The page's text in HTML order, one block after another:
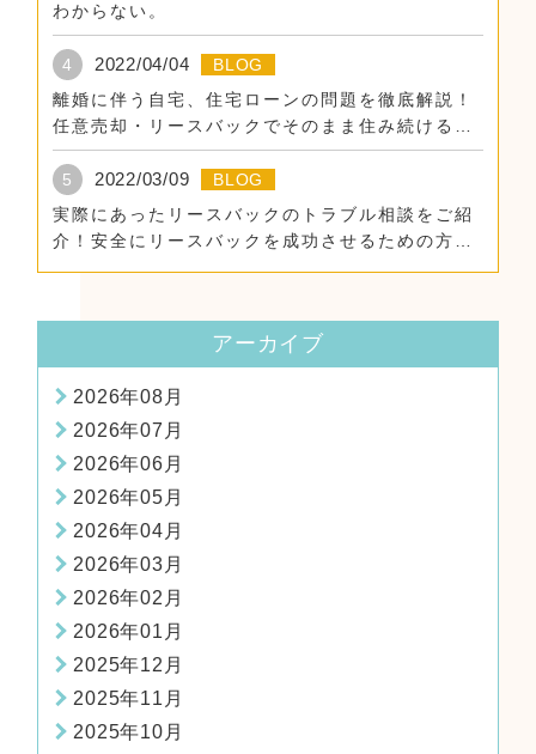
わからない。
4 2022/04/04
BLOG
離婚に伴う自宅、住宅ローンの問題を徹底解説！
任意売却・リースバックでそのまま住み続けるた
めに。
5
2022/03/09
BLOG
実際にあったリースバックのトラブル相談をご紹
介！安全にリースバックを成功させるための方
法！
アーカイブ
2026年08月
2026年07月
2026年06月
2026年05月
2026年04月
2026年03月
2026年02月
2026年01月
2025年12月
2025年11月
2025年10月